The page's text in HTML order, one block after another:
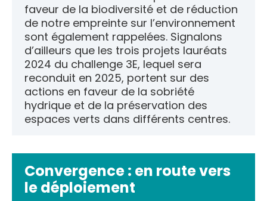
faveur de la biodiversité et de réduction
de notre empreinte sur l’environnement
sont également rappelées. Signalons
d’ailleurs que les trois projets lauréats
2024 du challenge 3E, lequel sera
reconduit en 2025, portent sur des
actions en faveur de la sobriété
hydrique et de la préservation des
espaces verts dans différents centres.
Convergence : en route vers
le déploiement